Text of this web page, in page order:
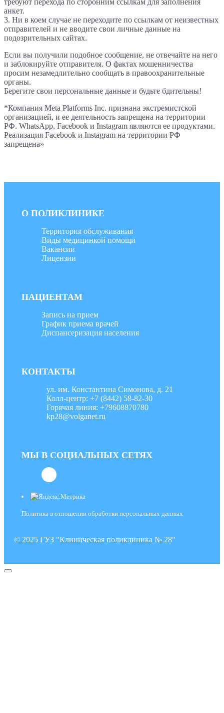
анкет.
3. Ни в коем случае не переходите по ссылкам от неизвестных
отправителей и не вводите свои личные данные на
подозрительных сайтах.
Если вы получили подобное сообщение, не отвечайте на него
и заблокируйте отправителя. О фактах мошенничества
просим незамедлительно сообщать в правоохранительные
органы.
Берегите свои персональные данные и будьте бдительны!
*Компания Meta Platforms Inc. признана экстремистской
организацией, и ее деятельность запрещена на территории
РФ. WhatsApp, Facebook и Instagram являются ее продуктами.
Реализация Facebook и Instagram на территории РФ
запрещена»
О ПОЛИКЛИНИКЕ
Территория обслуживания
Виды медицинкой помощи
Вакансии
Лицензии
ПАЦИЕНТАМ
Запись на прием
График приема врачей
Диспансеризация населения
КОНТАКТЫ
ул. им. Константина Симонова, д. 21
Колл-центр: +7 (8442) 58-82-30
Горячая линия: +79608870780
kp28@volganet.ru
МЫ В СОЦИАЛЬНЫХ СЕТЯХ
Политика в отношении обработки персональных данных
© 2025 ГУЗ "Клиническая поликлиника № 28"